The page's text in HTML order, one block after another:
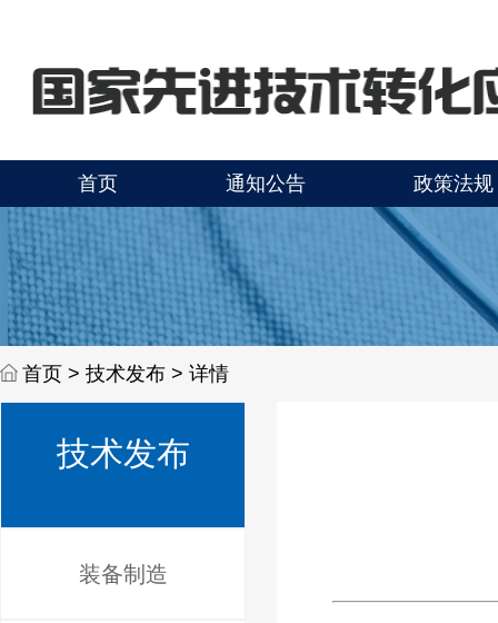
首页 通知公告 政策法规
首页 > 技术发布 > 详情
技术发布
装备制造